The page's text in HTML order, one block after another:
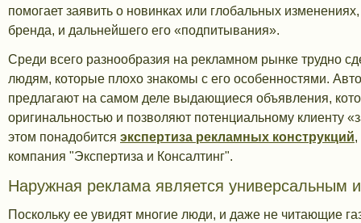
помогает заявить о новинках или глобальных
бренда, и дальнейшего его «подпитывания».
Среди всего разнообразия на рекламном рынке трудно
людям, которые плохо знакомы с его особенностями.
предлагают на самом деле выдающиеся объявления,
оригинальностью и позволяют потенциальному клиенту
этом понадобится экспертиза рекламных конструкций,
компания "Экспертиза и Консалтинг".
Наружная реклама является универсальным
Поскольку ее увидят многие люди, и даже не читающие